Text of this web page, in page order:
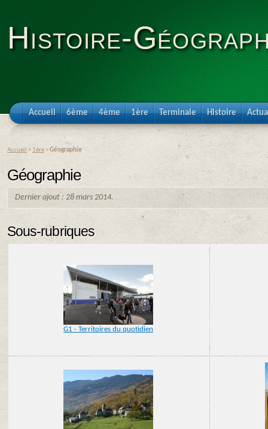
Histoire-
Accueil 6ème 4ème 1ère Terminale Histoire
Accueil > 1ère >Géographie
Géographie
Dernier ajout : 28 mars 2014.
Sous-rubriques
G1 - Territoires du quotidien